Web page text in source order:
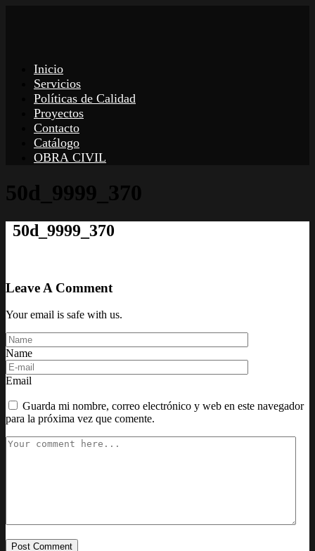
Inicio
Servicios
Políticas de Calidad
Proyectos
Contacto
Catálogo
OBRA CIVIL
50d_9999_370
50d_9999_370
Leave A Comment
Your email is safe with us.
Name
Email
Guarda mi nombre, correo electrónico y web en este navegador
para la próxima vez que comente.